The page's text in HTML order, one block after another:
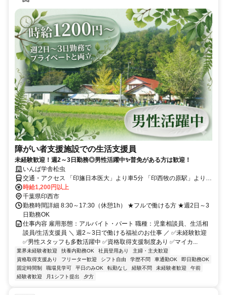
障がい者支援施設での生活支援員
未経験歓迎！週2～3日勤務◎男性活躍中✨普免がある方は歓迎！
いんば学舎松虫
交通・アクセス 「印旛日本医大」より車5分 「印西牧の原駅」より車
12分／マイカー通勤ＯＫ
時給1,200円以上
千葉県印西市
勤務時間詳細 8:30～17:30（休憩1h） ★フルで働ける方 ★週2日～3
日勤務OK
仕事内容 雇用形態：アルバイト・パート 職種：児童相談員、生活相
談員/生活支援員 ＼ 週2～3日で働ける福祉のお仕事 ／ ✅未経験歓迎
✅男性スタッフも多数活躍中 ✅資格取得支援制度あり ✅マイカ...
業界未経験者歓迎 扶養内勤務OK 社員登用あり
主婦・主夫歓迎
資格取得支援あり
フリーター歓迎 シフト自由 学歴不問 車通勤OK
即日勤務OK
固定時間制
職場見学可 平日のみOK 転勤なし 経験不問 未経験者歓迎
午前
経験者歓迎
月1シフト提出 夕方